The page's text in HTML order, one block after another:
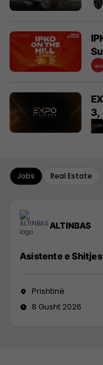
3,
Jobs Real Estate
ALTINBAS
Asistente e Shitjes
Prishtinë
8 Gusht 2026